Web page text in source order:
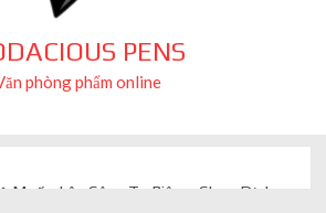
PENS
phòng phẩm online
Muốn Lên Công Ty Riêng: Chọn Dịch